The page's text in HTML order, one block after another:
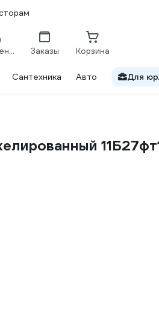
Сравнение Заказы Корзина
Сантехника Авто Для